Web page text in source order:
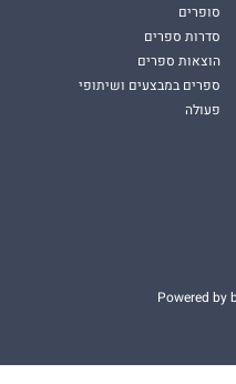
סופרים
סדרות ספרים
הוצאות ספרים
ספרים במבצעים ושיתופי
פעולה
Powered by